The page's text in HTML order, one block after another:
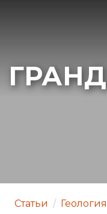
Статьи / Геология